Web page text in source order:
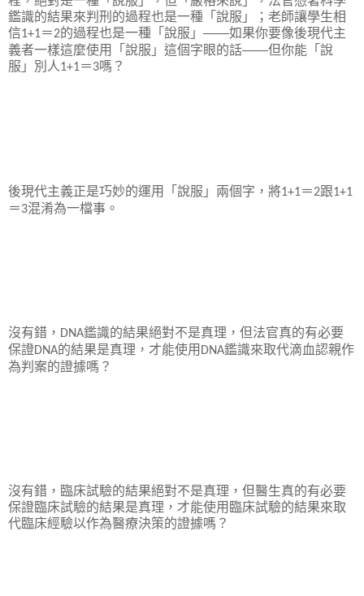
鑑識的結果來判刑的過程也是一種「說服」；老師讓學生相
信1+1＝2的過程也是一種「說服」——如果你要像後現代主
義者一樣這麼使用「說服」這個字眼的話——但你能「說
服」別人1+1＝3嗎？
後現代主義正是巧妙的運用「說服」兩個字，將1+1＝2跟1+1
＝3混淆為一檔事。
沒有錯， DNA鑑識的結果絕對不是真理，但法官真的有必要
保證DNA的結果是真理，才能使用 DNA鑑識來取代滴血認親作
為判案的證據嗎？
沒有錯，臨床試驗的結果絕對不是真理，但醫生真的有必要
保證臨床試驗的結果是真理，才能使用臨床試驗的結果來取
代臨床經驗以作為醫療決策的證據嗎？